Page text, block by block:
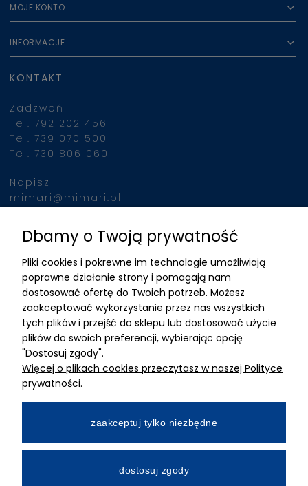
MOJE KONTO
INFORMACJE
KONTAKT
Zadzwoń
Tel. 792 202 456
Tel. 739 070 500
Tel. 730 806 060
Napisz
mimari@mimari.pl
Znajdziesz nas
ADRES
MIMARI sp z o.o.
ul. Kurkowa 12
50-210 Wrocław
Dane rejestracyjne
NIP:8982325327
Wpłacony w całości
Numer konta bankowego
Dbamy o Twoją prywatność
Pliki cookies i pokrewne im technologie umożliwiają
poprawne działanie strony i pomagają nam
dostosować ofertę do Twoich potrzeb. Możesz
zaakceptować wykorzystanie przez nas wszystkich
tych plików i przejść do sklepu lub dostosować użycie
plików do swoich preferencji, wybierając opcję
"Dostosuj zgody".
Więcej o plikach cookies przeczytasz w naszej Polityce
prywatności.
zaakceptuj tylko niezbędne
dostosuj zgody